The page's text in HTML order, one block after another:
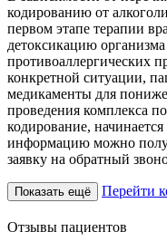
кодированию от
первом этапе терапии
детоксикацию
противоаллергических
конкретной ситуации,
медикаменты для
проведения комплекса
кодирование,
информацию можно
заявку на обратный
Показать ещё Перейти
Отзывы пациентов